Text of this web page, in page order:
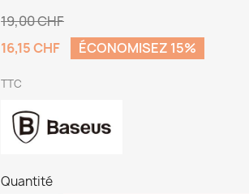
19,00 CHF
16,15 CHF
ÉCONOMISEZ 15%
TTC
Quantité